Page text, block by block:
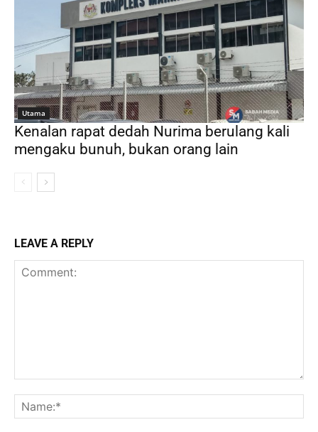
Utama
Kenalan rapat dedah Nurima berulang kali
mengaku bunuh, bukan orang lain
LEAVE A REPLY